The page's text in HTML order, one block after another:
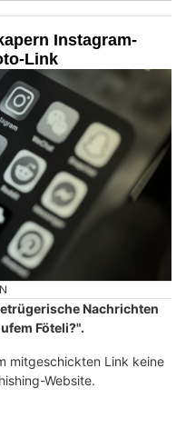
Instagram-
Link
Nachrichten
Föteli?".
mitgeschickten Link keine
Website.